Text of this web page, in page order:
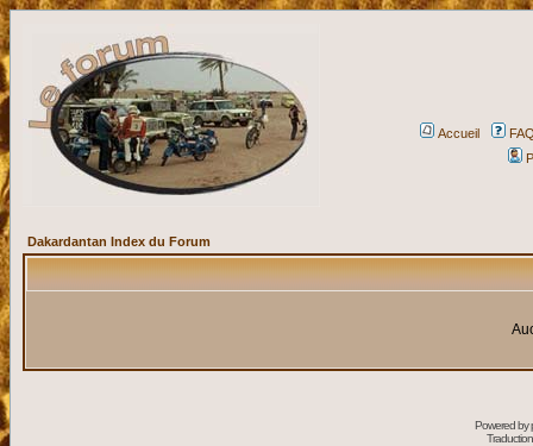
Accueil
Dakardantan Index du Forum
Powered by